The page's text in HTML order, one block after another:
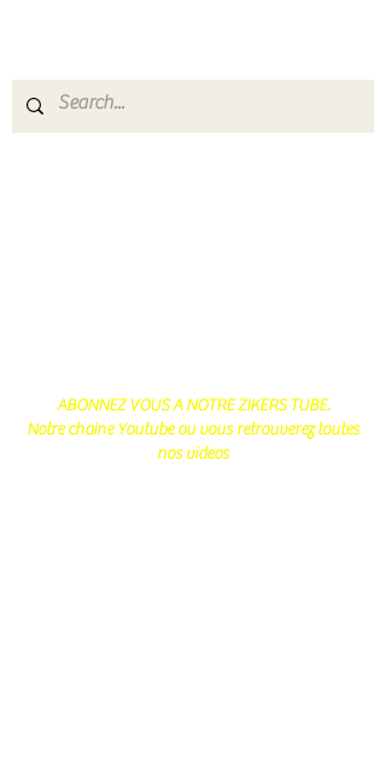
ABONNEZ VOUS A NOTRE ZIKERS TUBE.
Notre chaine Youtube ou vous retrouverez toutes
nos videos